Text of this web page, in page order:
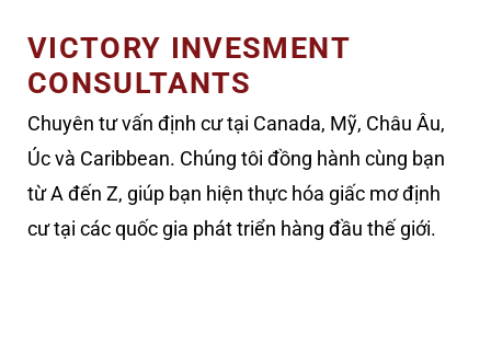
VICTORY INVESMENT
CONSULTANTS
Chuyên tư vấn định cư tại Canada, Mỹ, Châu Âu,
Úc và Caribbean. Chúng tôi đồng hành cùng bạn
từ A đến Z, giúp bạn hiện thực hóa giấc mơ định
cư tại các quốc gia phát triển hàng đầu thế giới.